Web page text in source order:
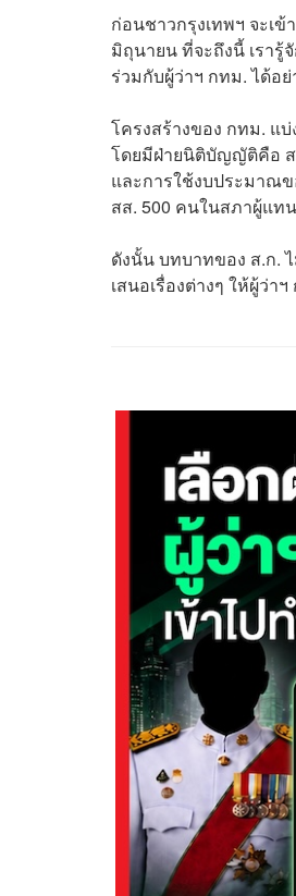
ก่อนชาวกรุงเทพฯ จะเ
มิถุนายน ที่จะถึงนี้ เรารู้
ร่วมกับผู้ว่าฯ กทม. ได้อย่
โครงสร้างของ กทม. แ
โดยมีฝ่ายนิติบัญญัติคือ ส
และการใช้งบประมาณ
สส. 500 คนในสภาผู้แ
ดังนั้น บทบาทของ ส.ก.
เสนอเรื่องต่างๆ ให้ผู้ว่